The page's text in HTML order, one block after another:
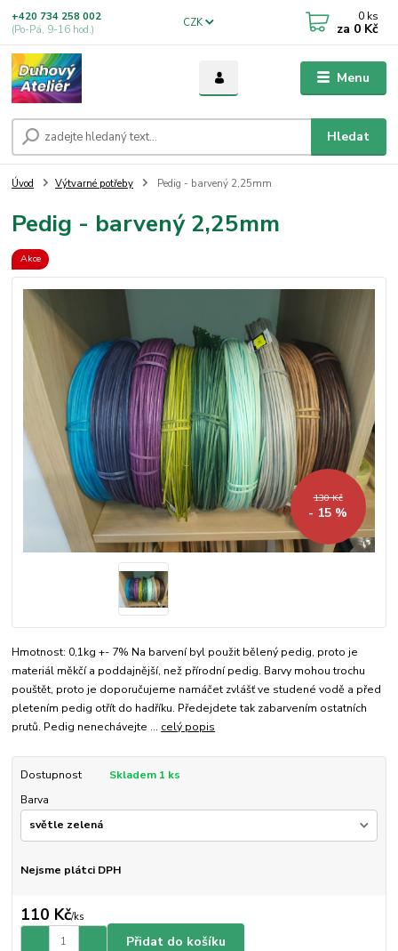
Menu
CZK
Hledat
+420 734 258 002
(Po-Pá, 9-16 hod.)
0 ks
za 0 Kč
Úvod Výtvarné potřeby Pedig - barvený 2,25mm
Pedig - barvený 2,25mm
Akce
130 Kč
- 15 %
Hmotnost: 0,1kg +- 7% Na barvení byl použit bělený pedig, proto je
materiál měkčí a poddajnější, než přírodní pedig. Barvy mohou trochu
pouštět, proto je doporučujeme namáčet zvlášť ve studené vodě a před
pletením pedig otřít do hadříku. Předejdete tak zabarvením ostatních
prutů. Pedig nenechávejte ... celý popis
Dostupnost
Skladem 1 ks
Barva
Nejsme plátci DPH
110 Kč/ks
Přidat do košíku